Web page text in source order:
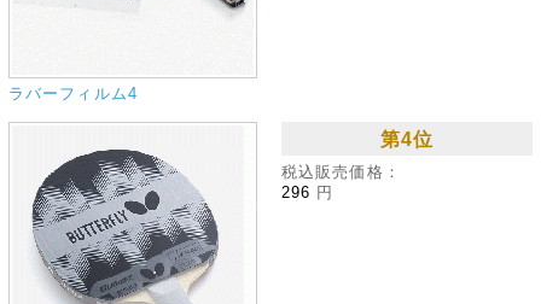
ラバーフィルム4
第4位
税込販売価格：
296 円